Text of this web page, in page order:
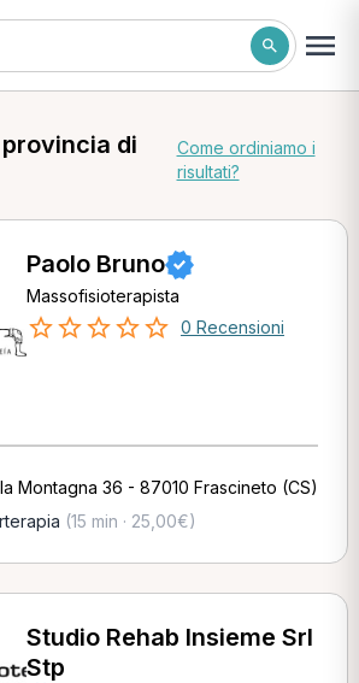
di
Come ordiniamo i
risultati?
Paolo Bruno
Massofisioterapista
0 Recensioni
Montagna 36 - 87010 Frascineto (CS)
(15 min · 25,00€)
Studio Rehab Insieme Srl
Stp